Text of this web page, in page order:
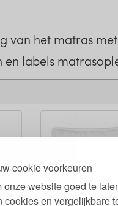
cookie voorkeuren
onze website goed te
cookies en vergelijkbare
van het matras
en labels